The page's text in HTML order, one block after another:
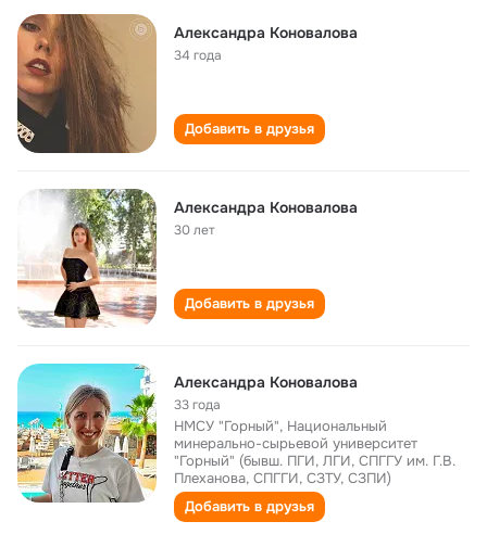
Александра Коновалова
34 года
Добавить в друзья
Александра Коновалова
30 лет
Добавить в друзья
Александра Коновалова
33 года
НМСУ "Горный", Национальный
минерально-сырьевой университет
"Горный" (бывш. ПГИ, ЛГИ, СПГГУ им. Г.В.
Плеханова, СПГГИ, СЗТУ, СЗПИ)
Добавить в друзья